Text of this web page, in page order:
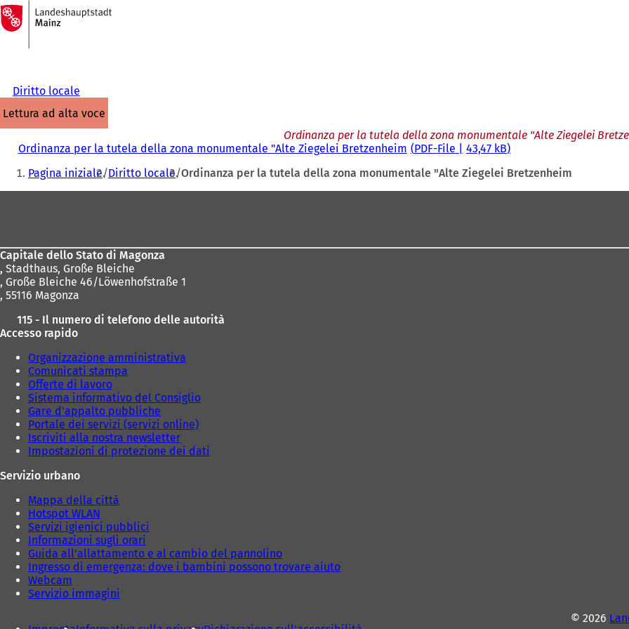
Vai al contenuto
Alla
pagina
iniziale
Diritto locale
lettura ad alta voce
Ordinanza per la tutela della zona monumentale "Alte Ziegelei
Ordinanza per la tutela della zona monumentale "Alte Ziegelei Bretzenheim PDF-File 43,47 kB
Siete
qui:
Pagina iniziale Diritto locale Ordinanza per la tutela della zona monumentale "Alte Ziegelei Bretzenheim
Capitale dello Stato di Magonza
, Stadthaus, Große Bleiche
, Große Bleiche 46/Löwenhofstraße 1
, 55116 Magonza
115 - Il numero di telefono delle autorità
Accesso rapido
Organizzazione amministrativa
Comunicati stampa
Offerte di lavoro
Sistema informativo del Consiglio
Gare d'appalto pubbliche
Portale dei servizi (servizi online)
Iscriviti alla nostra newsletter
Impostazioni di protezione dei dati
Servizio urbano
Mappa della città
Hotspot WLAN
Servizi igienici pubblici
Informazioni sugli orari
Guida all'allattamento e al cambio del pannolino
Ingresso di emergenza: dove i bambini possono trovare aiuto
Webcam
Servizio immagini
© 2026